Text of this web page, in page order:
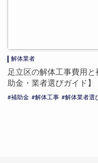
解体業者
足立区の解体工事費用
助金・業者選びガイド】
補助金 解体工事 解体業者選